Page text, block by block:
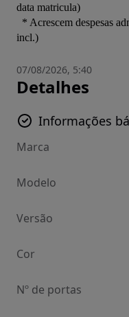
data matricula)
incl.)
07/08/2026, 5:40
Detalhes
Informações
Marca
Modelo
Versão
Cor
Nº de portas